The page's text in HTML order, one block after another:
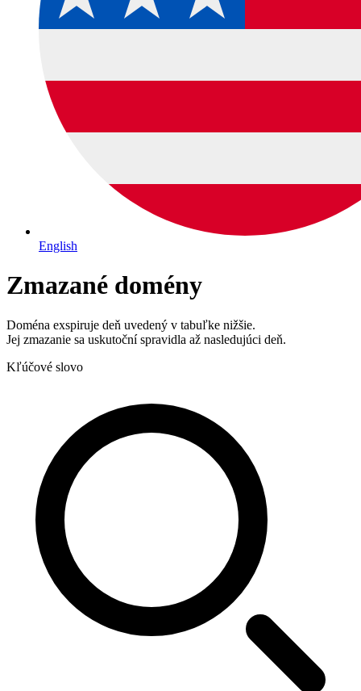
English
Zmazané domény
Doména exspiruje deň uvedený v tabuľke nižšie.
Jej zmazanie sa uskutoční spravidla až nasledujúci deň.
Kľúčové slovo